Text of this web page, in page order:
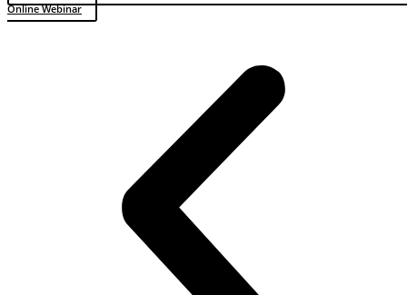
Online Webinar